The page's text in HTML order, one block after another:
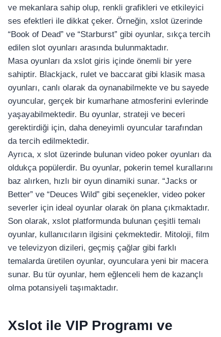
ve mekanlara sahip olup, renkli grafikleri ve etkileyici
ses efektleri ile dikkat çeker. Örneğin, xslot üzerinde
“Book of Dead” ve “Starburst” gibi oyunlar, sıkça tercih
edilen slot oyunları arasında bulunmaktadır.
Masa oyunları da xslot giris içinde önemli bir yere
sahiptir. Blackjack, rulet ve baccarat gibi klasik masa
oyunları, canlı olarak da oynanabilmekte ve bu sayede
oyuncular, gerçek bir kumarhane atmosferini evlerinde
yaşayabilmektedir. Bu oyunlar, strateji ve beceri
gerektirdiği için, daha deneyimli oyuncular tarafından
da tercih edilmektedir.
Ayrıca, x slot üzerinde bulunan video poker oyunları da
oldukça popülerdir. Bu oyunlar, pokerin temel kurallarını
baz alırken, hızlı bir oyun dinamiki sunar. “Jacks or
Better” ve “Deuces Wild” gibi seçenekler, video poker
severler için ideal oyunlar olarak ön plana çıkmaktadır.
Son olarak, xslot platformunda bulunan çeşitli temalı
oyunlar, kullanıcıların ilgisini çekmektedir. Mitoloji, film
ve televizyon dizileri, geçmiş çağlar gibi farklı
temalarda üretilen oyunlar, oyunculara yeni bir macera
sunar. Bu tür oyunlar, hem eğlenceli hem de kazançlı
olma potansiyeli taşımaktadır.
Xslot ile VIP Programı ve